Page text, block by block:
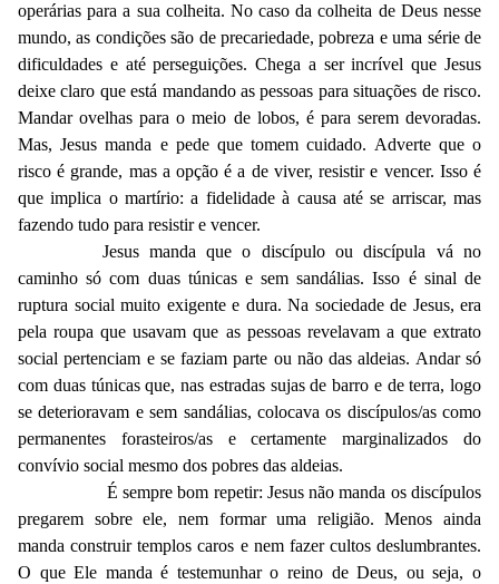
operárias para a sua colheita. No caso da colheita de Deus nesse
mundo, as condições são de precariedade, pobreza e uma série de
dificuldades e até perseguições. Chega a ser incrível que Jesus
deixe claro que está mandando as pessoas para situações de risco.
Mandar ovelhas para o meio de lobos, é para serem devoradas.
Mas, Jesus manda e pede que tomem cuidado. Adverte que o
risco é grande, mas a opção é a de viver, resistir e vencer. Isso é
que implica o martírio: a fidelidade à causa até se arriscar, mas
fazendo tudo para resistir e vencer.
Jesus manda que o discípulo ou discípula vá no
caminho só com duas túnicas e sem sandálias. Isso é sinal de
ruptura social muito exigente e dura. Na sociedade de Jesus, era
pela roupa que usavam que as pessoas revelavam a que extrato
social pertenciam e se faziam parte ou não das aldeias. Andar só
com duas túnicas que, nas estradas sujas de barro e de terra, logo
se deterioravam e sem sandálias, colocava os discípulos/as como
permanentes forasteiros/as e certamente marginalizados do
convívio social mesmo dos pobres das aldeias.
É sempre bom repetir: Jesus não manda os discípulos
pregarem sobre ele, nem formar uma religião. Menos ainda
manda construir templos caros e nem fazer cultos deslumbrantes.
O que Ele manda é testemunhar o reino de Deus, ou seja, o